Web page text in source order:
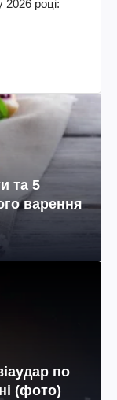
2026 році:
та 5
варення
по
(фото)